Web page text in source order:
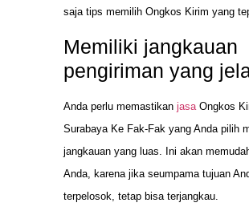
saja tips memilih Ongkos Kirim yang
Memiliki jangkauan
pengiriman yang
Anda perlu memastikan jasaOngkos
Surabaya Ke Fak-Fak yang Anda pilih
jangkauan yang luas. Ini akan
Anda, karena jika seumpama tujuan
terpelosok, tetap bisa terjangkau.